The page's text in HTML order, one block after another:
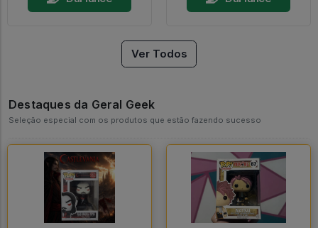
Ver Todos
Destaques da Geral Geek
Seleção especial com os produtos que estão fazendo sucesso